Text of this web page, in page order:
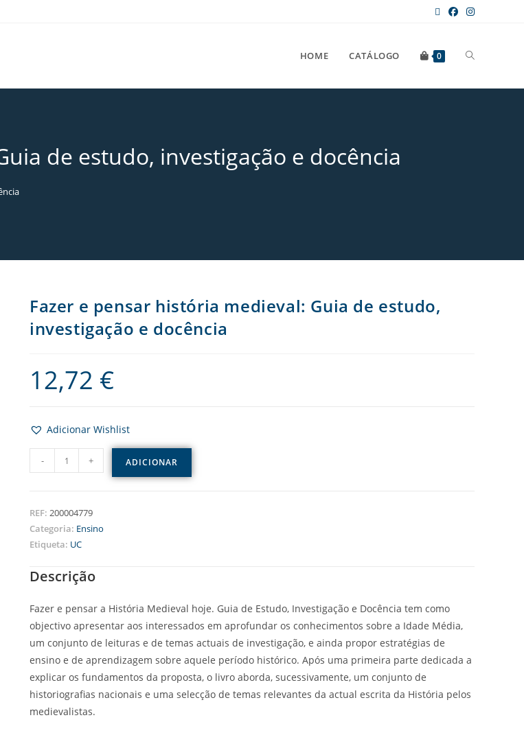
HOME CATÁLOGO 0
de estudo, investigação e docência
Fazer e pensar história medieval: Guia de estudo,
investigação e docência
12,72 €
Adicionar Wishlist
- + ADICIONAR
REF: 200004779
Categoria: Ensino
Etiqueta: UC
Descrição
Fazer e pensar a História Medieval hoje. Guia de Estudo, Investigação e Docência tem como
objectivo apresentar aos interessados em aprofundar os conhecimentos sobre a Idade Média,
um conjunto de leituras e de temas actuais de investigação, e ainda propor estratégias de
ensino e de aprendizagem sobre aquele período histórico. Após uma primeira parte dedicada a
explicar os fundamentos da proposta, o livro aborda, sucessivamente, um conjunto de
historiografias nacionais e uma selecção de temas relevantes da actual escrita da História pelos
medievalistas.